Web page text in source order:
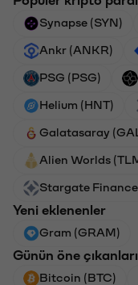
Synapse (SYN)
Ankr (ANKR)
PSG (PSG)
Helium (HNT)
Galatasaray
Alien Worlds
Stargate Finance
Yeni eklenenler
Gram (GRAM)
Günün öne çıkanları
Bitcoin (BTC)